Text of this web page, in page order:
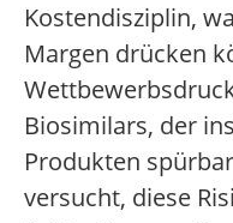
Kostendisziplin,
Margen drücken
Biosimilars, der
Produkten
versucht, diese